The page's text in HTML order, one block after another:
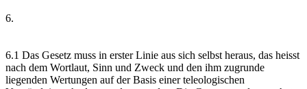
6.
6.1 Das Gesetz muss in erster Linie aus sich selbst heraus, das heisst
nach dem Wortlaut, Sinn und Zweck und den ihm zugrunde
liegenden Wertungen auf der Basis einer teleologischen